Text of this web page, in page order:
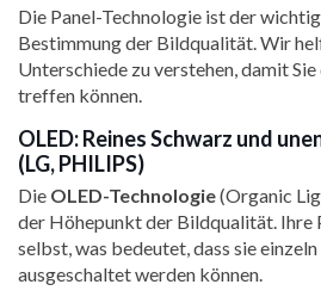
Die Panel-Technologie ist der
Bestimmung der Bildqualität. Wir
Unterschiede zu verstehen, damit
treffen können.
OLED: Reines Schwarz und
(LG, PHILIPS)
Die OLED-Technologie(Organic
der Höhepunkt der Bildqualität. Ihre
selbst, was bedeutet, dass sie
ausgeschaltet werden können.